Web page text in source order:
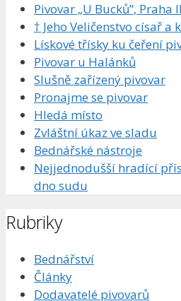
Pivovar „U Bucků”, Praha II
† Jeho Veličenstvo císař a
Lískové třísky ku čeření
Pivovar u Halánků
Slušně zařízený pivovar
Pronajme se pivovar
Hledá místo
Zvláštní úkaz ve sladu
Bednářské nástroje
Nejjednodušší hradící
dno sudu
Rubriky
Bednářství
Články
Dodavatelé pivovarů